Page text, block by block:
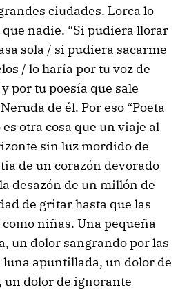
ciudades. Lorca lo
nadie. “Si pudiera llorar
sola / si pudiera sacarme
/ lo haría por tu voz de
por tu poesía que sale
de él. Por eso “Poeta
otra cosa que un viaje al
sin luz mordido de
de un corazón devorado
desazón de un millón de
de gritar hasta que las
niñas. Una pequeña
un dolor sangrando por las
apuntillada, un dolor de
un dolor de ignorante